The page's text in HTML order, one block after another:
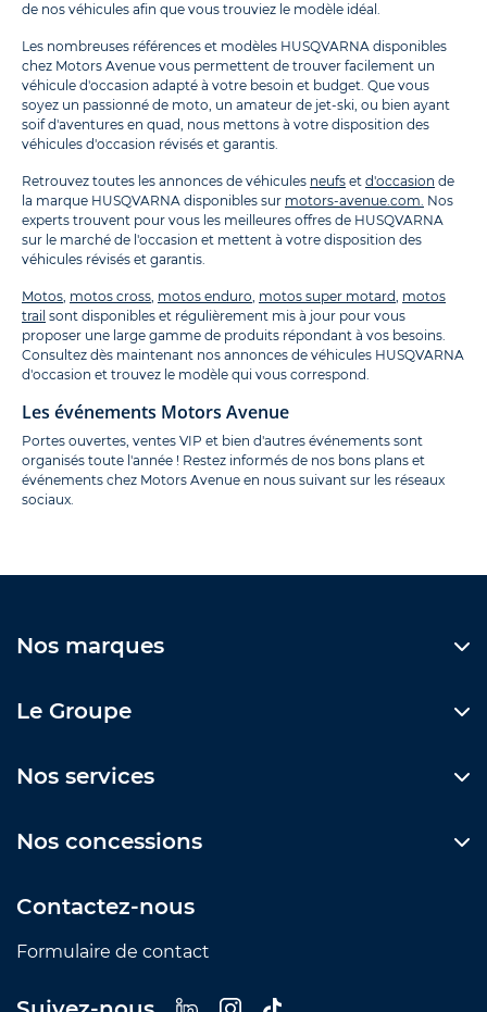
de nos véhicules afin que vous trouviez le modèle idéal.
Les nombreuses références et modèles HUSQVARNA disponibles
chez Motors Avenue vous permettent de trouver facilement un
véhicule d'occasion adapté à votre besoin et budget. Que vous
soyez un passionné de moto, un amateur de jet-ski, ou bien ayant
soif d'aventures en quad, nous mettons à votre disposition des
véhicules d'occasion révisés et garantis.
Retrouvez toutes les annonces de véhicules neufs et d'occasion de
la marque HUSQVARNA disponibles sur motors-avenue.com. Nos
experts trouvent pour vous les meilleures offres de HUSQVARNA
sur le marché de l'occasion et mettent à votre disposition des
véhicules révisés et garantis.
Motos, motos cross, motos enduro, motos super motard, motos
trail sont disponibles et régulièrement mis à jour pour vous
proposer une large gamme de produits répondant à vos besoins.
Consultez dès maintenant nos annonces de véhicules HUSQVARNA
d'occasion et trouvez le modèle qui vous correspond.
Les événements Motors Avenue
Portes ouvertes, ventes VIP et bien d'autres événements sont
organisés toute l'année ! Restez informés de nos bons plans et
événements chez Motors Avenue en nous suivant sur les réseaux
sociaux.
Nos marques
Le Groupe
Nos services
Nos concessions
Contactez-nous
Formulaire de contact